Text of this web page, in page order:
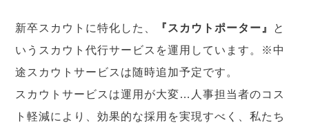
新卒スカウトに特化した、 『スカウトポーター』 と
いうスカウト代行サービスを運用しています。※中
途スカウトサービスは随時追加予定です。
スカウトサービスは運用が大変…人事担当者のコス
ト軽減により、効果的な採用を実現すべく、私たち